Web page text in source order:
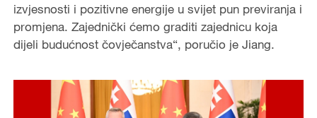
izvjesnosti i pozitivne energije u svijet pun previranja i
promjena. Zajednički ćemo graditi zajednicu koja
dijeli budućnost čovječanstva“, poručio je Jiang.